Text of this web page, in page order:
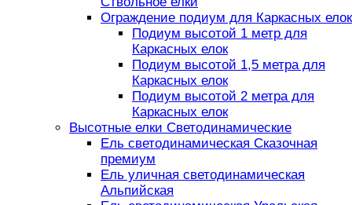
Ограждение подиум для Каркасных елок
Подиум высотой 1 метр для
Каркасных елок
Подиум высотой 1,5 метра для
Каркасных елок
Подиум высотой 2 метра для
Каркасных елок
Высотные елки Светодинамические
Ель светодинамическая Сказочная
премиум
Ель уличная светодинамическая
Альпийская